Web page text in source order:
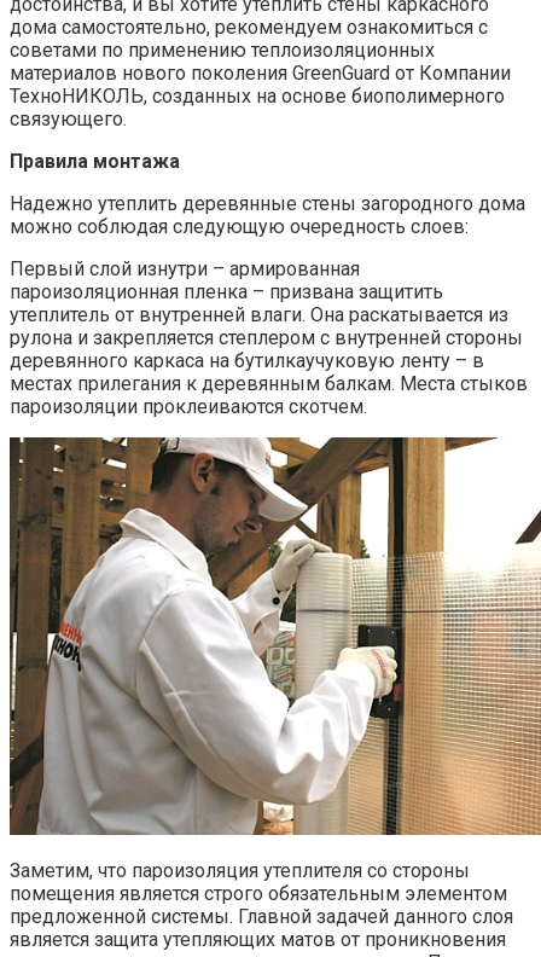
дома самостоятельно, рекомендуем ознакомиться с
советами по применению теплоизоляционных
материалов нового поколения GreenGuard от Компании
ТехноНИКОЛЬ, созданных на основе биополимерного
связующего.
Правила монтажа
Надежно утеплить деревянные стены загородного дома
можно соблюдая следующую очередность слоев:
Первый слой изнутри – армированная
пароизоляционная пленка – призвана защитить
утеплитель от внутренней влаги. Она раскатывается из
рулона и закрепляется степлером с внутренней стороны
деревянного каркаса на бутилкаучуковую ленту – в
местах прилегания к деревянным балкам. Места стыков
пароизоляции проклеиваются скотчем.
Заметим, что пароизоляция утеплителя со стороны
помещения является строго обязательным элементом
предложенной системы. Главной задачей данного слоя
является защита утепляющих матов от проникновения